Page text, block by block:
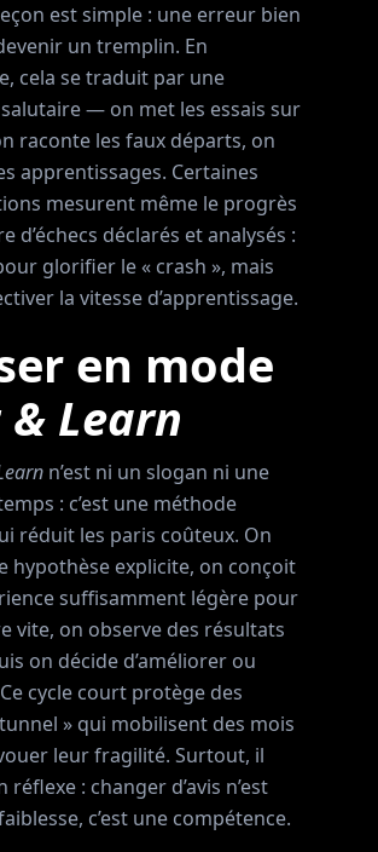
est simple : une erreur bien
un tremplin. En
cela se traduit par une
— on met les essais sur
raconte les faux départs, on
apprentissages. Certaines
mesurent même le progrès
d’échecs déclarés et analysés :
glorifier le « crash », mais
la vitesse d’apprentissage.
en mode
& Learn
n’est ni un slogan ni une
: c’est une méthode
réduit les paris coûteux. On
hypothèse explicite, on conçoit
suffisamment légère pour
vite, on observe des résultats
on décide d’améliorer ou
Ce cycle court protège des
» qui mobilisent des mois
leur fragilité. Surtout, il
réflexe : changer d’avis n’est
c’est une compétence.